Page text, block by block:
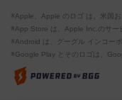
※Apple、Apple のロゴ は、米国
※App Store は、Apple Inc.のサー
※Android は、グーグル インコー
※Google Play とそのロゴは、